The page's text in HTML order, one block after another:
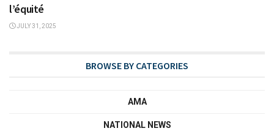
l’équité
JULY 31, 2025
BROWSE BY CATEGORIES
AMA
NATIONAL NEWS